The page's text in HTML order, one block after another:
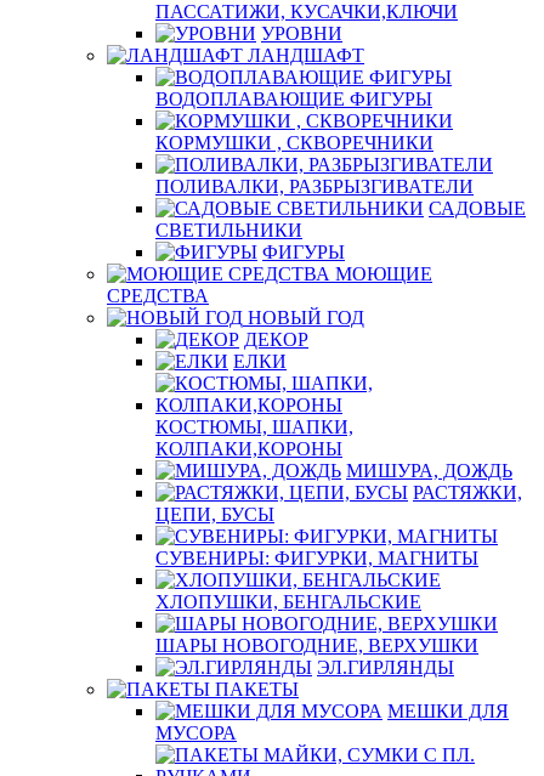
ПАССАТИЖИ, КУСАЧКИ,КЛЮЧИ
УРОВНИ
ЛАНДШАФТ
ВОДОПЛАВАЮЩИЕ ФИГУРЫ
КОРМУШКИ , СКВОРЕЧНИКИ
ПОЛИВАЛКИ, РАЗБРЫЗГИВАТЕЛИ
САДОВЫЕ
СВЕТИЛЬНИКИ
ФИГУРЫ
МОЮЩИЕ
СРЕДСТВА
НОВЫЙ ГОД
ДЕКОР
ЕЛКИ
КОСТЮМЫ, ШАПКИ,
КОЛПАКИ,КОРОНЫ
МИШУРА, ДОЖДЬ
РАСТЯЖКИ,
ЦЕПИ, БУСЫ
СУВЕНИРЫ: ФИГУРКИ, МАГНИТЫ
ХЛОПУШКИ, БЕНГАЛЬСКИЕ
ШАРЫ НОВОГОДНИЕ, ВЕРХУШКИ
ЭЛ.ГИРЛЯНДЫ
ПАКЕТЫ
МЕШКИ ДЛЯ
МУСОРА